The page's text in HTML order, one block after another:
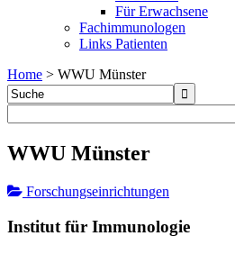
Für Erwachsene
Fachimmunologen
Links Patienten
Home > WWU Münster
WWU Münster
Forschungseinrichtungen
Institut für Immunologie